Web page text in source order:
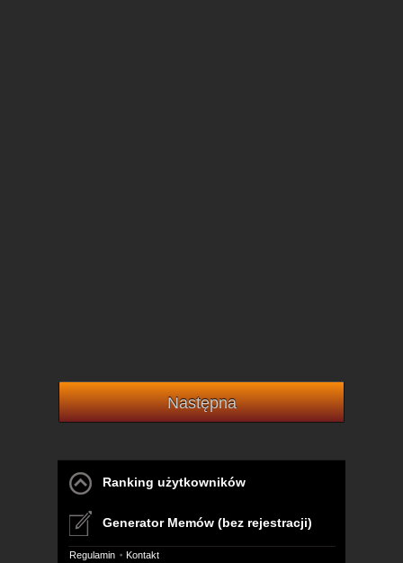
Następna
Ranking użytkowników
Generator Memów (bez rejestracji)
Regulamin Kontakt